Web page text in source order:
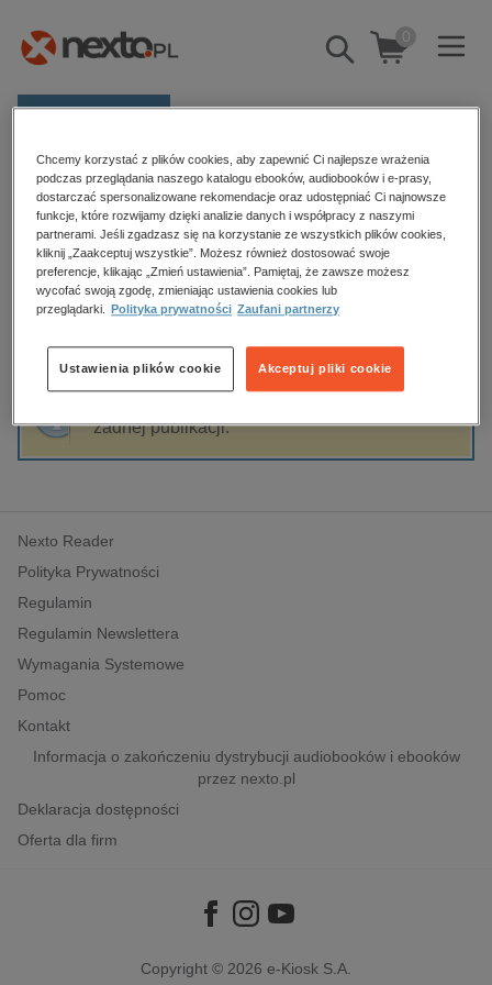
Pokaż/schowaj
wyszukiwarkę
0
Kategorie
Zobacz wszystkie E-prasa
budownictwo, aranżacja wnętrz
biznesowe, branżowe, gospodarka
dzienniki
edukacja
hobby, sport, rozrywka
komputery, internet, technologie, informatyka
polityka, społeczno-informacyjne
psychologiczne
inne
popularno-naukowe
historia
Strona główna Jan Muś
Jan Muś
Sortowanie Filtrowanie
żadnej publikacji.
Nexto Reader
Polityka Prywatności
Regulamin
Regulamin Newslettera
Wymagania Systemowe
Pomoc
Kontakt
Informacja o zakończeniu dystrybucji audiobooków i ebooków
przez nexto.pl
Deklaracja dostępności
Oferta dla firm
Copyright © 2026 e-Kiosk S.A.
Chcemy korzystać z plików cookies, aby zapewnić Ci najlepsze wrażenia
podczas przeglądania naszego katalogu ebooków, audiobooków i e-prasy,
dostarczać spersonalizowane rekomendacje oraz udostępniać Ci najnowsze
funkcje, które rozwijamy dzięki analizie danych i współpracy z naszymi
partnerami. Jeśli zgadzasz się na korzystanie ze wszystkich plików cookies,
kliknij „Zaakceptuj wszystkie”. Możesz również dostosować swoje
preferencje, klikając „Zmień ustawienia”. Pamiętaj, że zawsze możesz
wycofać swoją zgodę, zmieniając ustawienia cookies lub
przeglądarki.
Polityka prywatności Zaufani partnerzy
Akceptuj pliki cookie
Ustawienia plików cookie